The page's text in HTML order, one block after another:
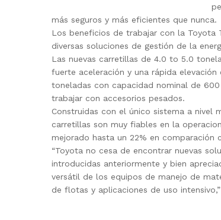
más seguros y más eficientes que nunca.
Los beneficios de trabajar con la Toyota
diversas soluciones de gestión de la
Las nuevas carretillas de 4.0 to 5.0
fuerte aceleración y una rápida
toneladas con capacidad nominal de
trabajar con accesorios pesados.
Construidas con el único sistema a nivel
carretillas son muy fiables en la
mejorado hasta un 22% en comparación
“Toyota no cesa de encontrar nuevas
introducidas anteriormente y bien
versátil de los equipos de manejo de
de flotas y aplicaciones de uso